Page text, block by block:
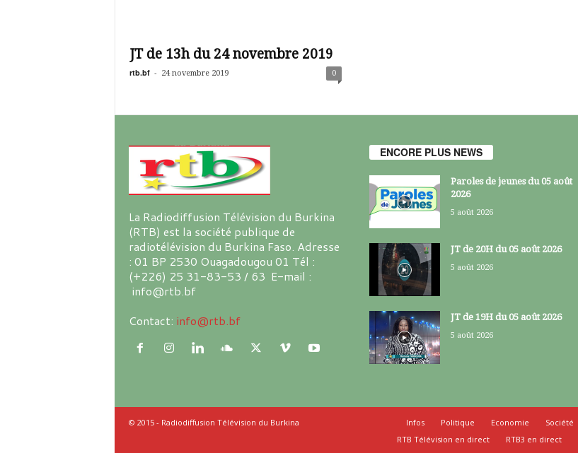
JT de 13h du 24 novembre 2019
rtb.bf - 24 novembre 2019 0
La Radiodiffusion Télévision du Burkina
(RTB) est la société publique de
radiotélévision du Burkina Faso. Adresse
: 01 BP 2530 Ouagadougou 01 Tél :
(+226) 25 31-83-53 / 63 E-mail :
info@rtb.bf
Contact: info@rtb.bf
ENCORE PLUS NEWS
Paroles de jeunes du 05 août
2026
5 août 2026
JT de 20H du 05 août 2026
5 août 2026
JT de 19H du 05 août 2026
5 août 2026
Infos Politique Economie Société
RTB Télévision en direct
RTB3 en direct
© 2015 - Radiodiffusion Télévision du Burkina